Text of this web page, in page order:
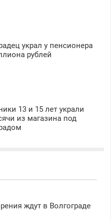
украл у пенсионера
рублей
13 и 15 лет украли
из магазина под
ждут в Волгограде